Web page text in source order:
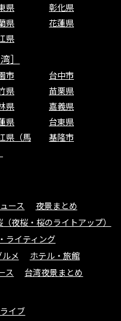
県
彰化県
県
花蓮県
県
］
市
台中市
県
苗栗県
県
嘉義県
県
台東県
県（馬
基隆市
ース
夜景まとめ
（夜桜・桜のライトアップ）
ライティング
ルメ
ホテル・旅館
ス 台湾夜景まとめ
イブ